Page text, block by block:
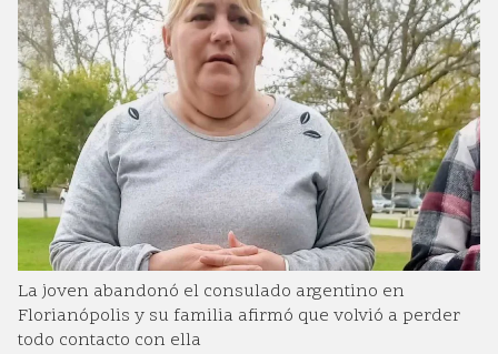
La joven abandonó el consulado argentino en
Florianópolis y su familia afirmó que volvió a perder
todo contacto con ella